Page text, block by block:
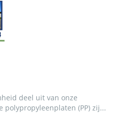
deel uit van onze
polypropyleenplaten (PP) zij...